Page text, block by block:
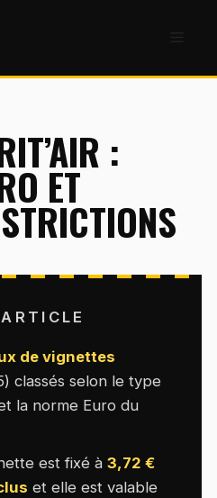
:
ET
de vignettes
classés selon le type
la norme Euro du
est fixé à3,72 €
et elle est valable